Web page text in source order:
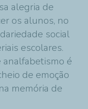
alegria de
os alunos, no
social
escolares.
analfabetismo é
de emoção
memória de